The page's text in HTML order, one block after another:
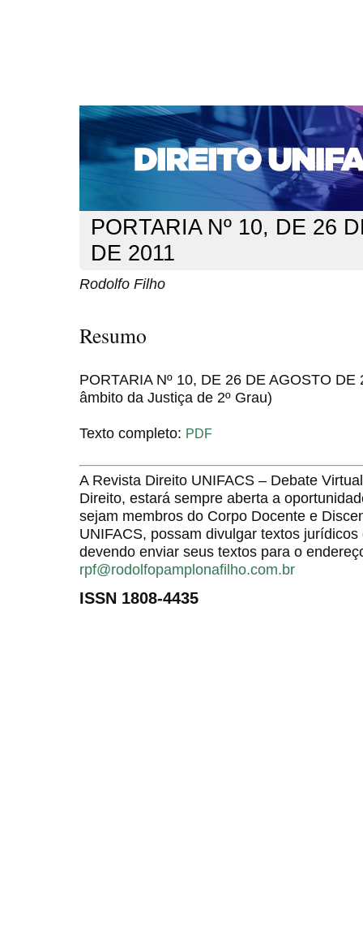
CAPA SOBRE ACESSO CADASTRO
NOTÍCIAS
EDIÇÕES DE Nº 1 A 100 WEBMAIL
Capa>n. 136 (2011) > Filho
PORTARIA Nº 10, DE 26
DE 2011
Rodolfo Filho
Resumo
PORTARIA Nº 10, DE 26 DE AGOSTO
âmbito da Justiça de 2º Grau)
Texto completo: PDF
A Revista Direito UNIFACS – Debate
Direito, estará sempre aberta a
sejam membros do Corpo Docente e
UNIFACS, possam divulgar textos
devendo enviar seus textos para o
rpf@rodolfopamplonafilho.com.br
ISSN 1808-4435